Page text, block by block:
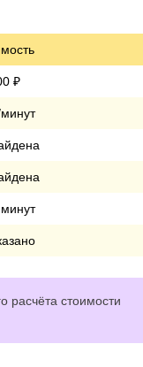
₽
расчёта стоимости